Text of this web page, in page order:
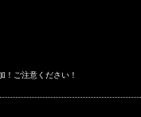
！ご注意ください！